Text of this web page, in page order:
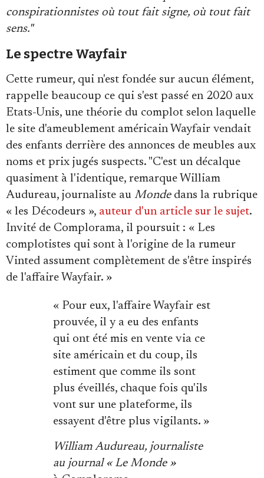
conspirationnistes où tout fait signe, où tout fait
sens."
Le spectre Wayfair
Cette rumeur, qui n'est fondée sur aucun élément,
rappelle beaucoup ce qui s'est passé en 2020 aux
Etats-Unis, une théorie du complot selon laquelle
le site d'ameublement américain Wayfair vendait
des enfants derrière des annonces de meubles aux
noms et prix jugés suspects. "C'est un décalque
quasiment à l'identique, remarque William
Audureau, journaliste au Mondedans la rubrique
« les Décodeurs », auteur d'un article sur le sujet.
Invité de Complorama, il poursuit : « Les
complotistes qui sont à l'origine de la rumeur
Vinted assument complètement de s'être inspirés
de l'affaire Wayfair. »
« Pour eux, l'affaire Wayfair est
prouvée, il y a eu des enfants
qui ont été mis en vente via ce
site américain et du coup, ils
estiment que comme ils sont
plus éveillés, chaque fois qu'ils
vont sur une plateforme, ils
essayent d'être plus vigilants. »
William Audureau, journaliste
au journal « Le Monde »